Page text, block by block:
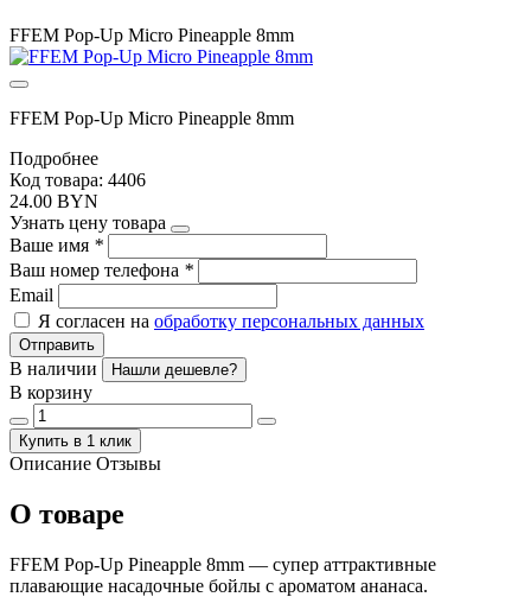
FFEM Pop-Up Micro Pineapple 8mm
FFEM Pop-Up Micro Pineapple 8mm
Подробнее
Код товара: 4406
24.00 BYN
Узнать цену товара
Ваше имя *
Ваш номер телефона *
Email
Я согласен на обработку персональных данных
Отправить
В наличии Нашли дешевле?
В корзину
Купить в 1 клик
Описание Отзывы
О товаре
FFEM Pop-Up Pineapple 8mm — супер аттрактивные
плавающие насадочные бойлы с ароматом ананаса.